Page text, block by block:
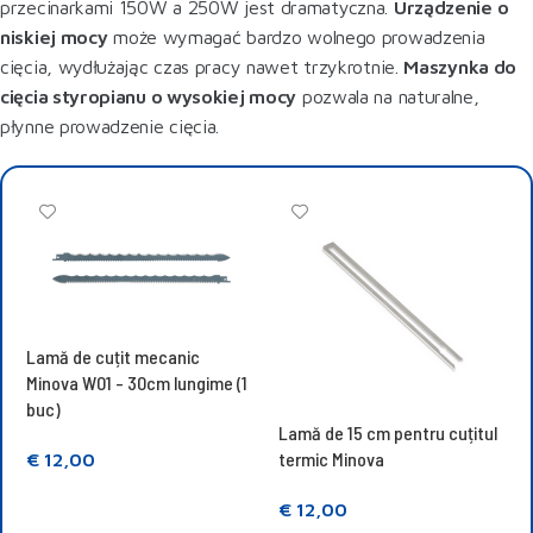
przecinarkami 150W a 250W jest dramatyczna. Urządzenie o
niskiej mocymoże wymagać bardzo wolnego prowadzenia
cięcia, wydłużając czas pracy nawet trzykrotnie. Maszynka do
cięcia styropianu o wysokiej mocy pozwala na naturalne,
płynne prowadzenie cięcia.
Lamă de cuțit mecanic
Minova W01 - 30cm lungime (1
buc)
€ 12,00
Lamă de 15 cm pentru cuțitul
termic Minova
€ 12,00